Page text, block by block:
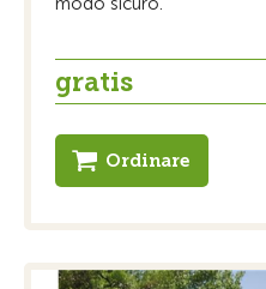
gratis
Ordinare